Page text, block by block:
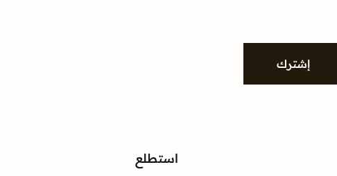
إشترك
استطلع